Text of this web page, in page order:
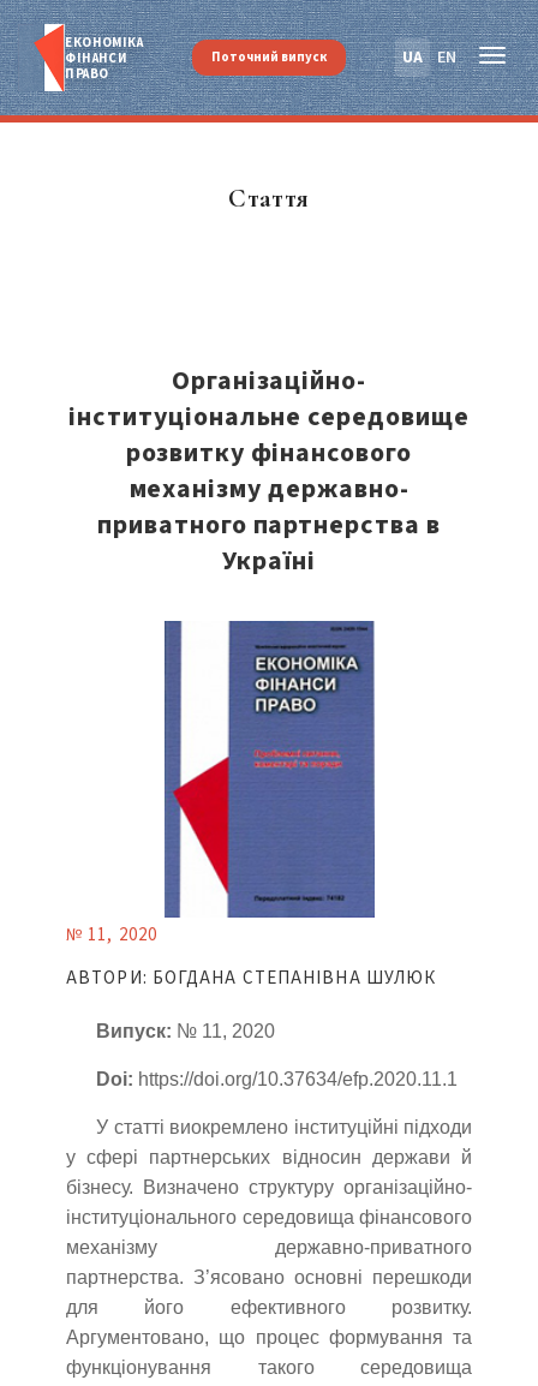
ЕКОНОМІКА
ФІНАНСИ
ПРАВО
UA EN
Поточний випуск
Стаття
Організаційно-
інституціональне середовище
розвитку фінансового
механізму державно-
приватного партнерства в
Україні
№ 11, 2020
АВТОРИ: БОГДАНА СТЕПАНІВНА ШУЛЮК
Випуск: № 11, 2020
Doi: https://doi.org/10.37634/efp.2020.11.1
У статті виокремлено інституційні підходи
у сфері партнерських відносин держави й
бізнесу. Визначено структуру організаційно-
інституціонального середовища фінансового
механізму державно-приватного
партнерства. З’ясовано основні перешкоди
для його ефективного розвитку.
Аргументовано, що процес формування та
функціонування такого середовища